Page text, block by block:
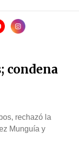
condena
rechazó la
Munguía y